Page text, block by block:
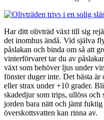
Har ditt olivträd växt till sig
det inomhus ändå. Vid själva
påslakan och binda om så att
vinterförvaret tar du av
växt som behöver ljus under
fönster duger inte. Det bästa
eller strax under +10 grader.
skadedjur som trips, ullöss
jorden bara nätt och jämt
överskottsvatten kan rinna av.